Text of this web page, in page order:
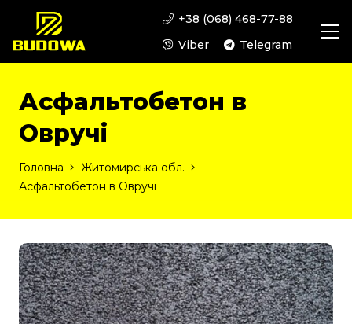
+38 (068) 468-77-88
Viber
Telegram
Асфальтобетон в
Овручі
Головна
Житомирська обл.
Асфальтобетон в Овручі